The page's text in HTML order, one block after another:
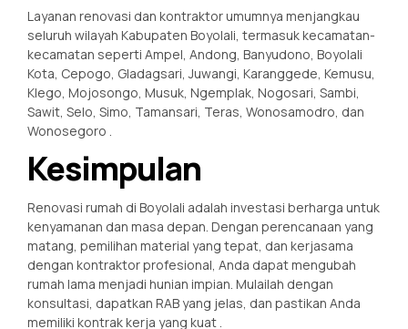
Layanan renovasi dan kontraktor umumnya menjangkau
seluruh wilayah Kabupaten Boyolali, termasuk kecamatan-
kecamatan seperti Ampel, Andong, Banyudono, Boyolali
Kota, Cepogo, Gladagsari, Juwangi, Karanggede, Kemusu,
Klego, Mojosongo, Musuk, Ngemplak, Nogosari, Sambi,
Sawit, Selo, Simo, Tamansari, Teras, Wonosamodro, dan
Wonosegoro
Kesimpulan
Renovasi rumah di Boyolali adalah investasi berharga untuk
kenyamanan dan masa depan. Dengan perencanaan yang
matang, pemilihan material yang tepat, dan kerjasama
dengan kontraktor profesional, Anda dapat mengubah
rumah lama menjadi hunian impian. Mulailah dengan
konsultasi, dapatkan RAB yang jelas, dan pastikan Anda
memiliki kontrak kerja yang kuat